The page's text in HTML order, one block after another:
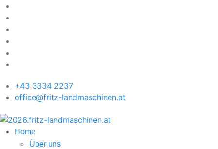
+43 3334 2237
office@fritz-landmaschinen.at
Home
Über uns